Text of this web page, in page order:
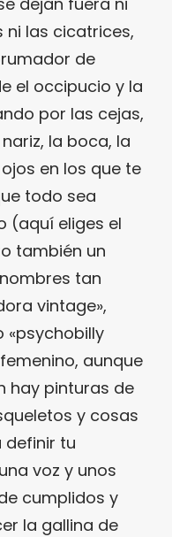
ni las cicatrices,
de
el occipucio y la
por las cejas,
la boca, la
en los que te
todo sea
(aquí eliges el
también un
tan
vintage»,
«psychobilly
aunque
hay pinturas de
y cosas
definir tu
voz y unos
cumplidos y
la gallina de